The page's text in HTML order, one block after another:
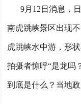
9月12日消息，
南虎跳峡景区出现
虎跳峡水中游，形
拍摄者惊呼“是龙吗
到底是什么？当地